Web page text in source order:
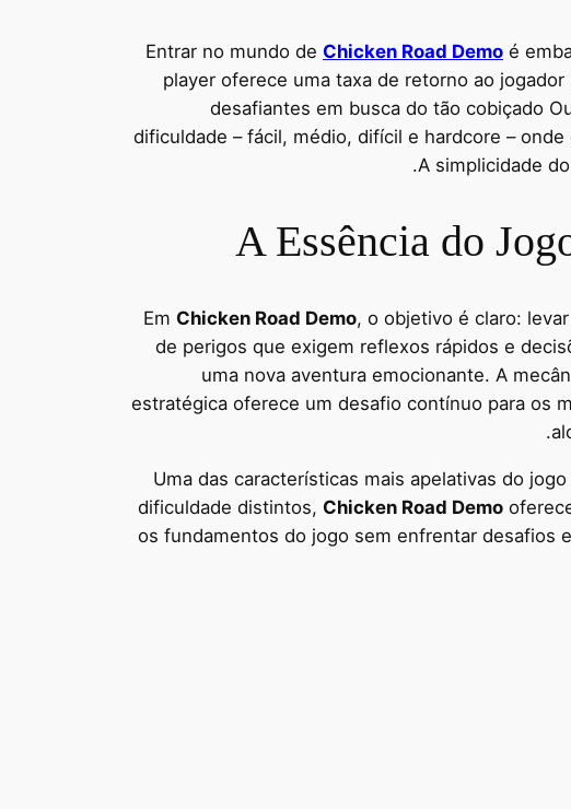
Entrar no mundo de Chicken Road Demo é
player oferece uma taxa de retorno ao
desafiantes em busca do tão cobiçado
dificuldade – fácil, médio, difícil e hardcore –
A simplicidade
A Essência do
Em Chicken Road Demo, o objetivo é claro:
de perigos que exigem reflexos rápidos e
uma nova aventura emocionante. A
estratégica oferece um desafio contínuo para os
Uma das características mais apelativas do
dificuldade distintos, Chicken Road Demo
os fundamentos do jogo sem enfrentar desafios